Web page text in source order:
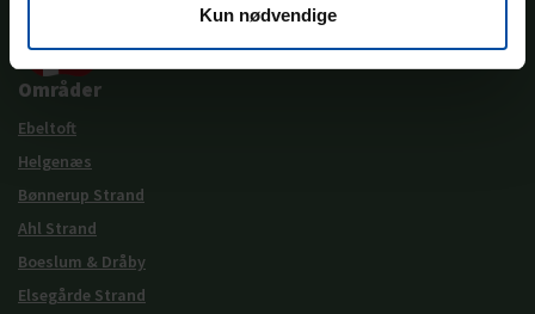
Kun nødvendige
Områder
Ebeltoft
Helgenæs
Bønnerup Strand
Ahl Strand
Boeslum & Dråby
Elsegårde Strand